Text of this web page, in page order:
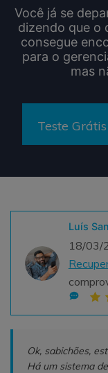
Loja
Outros
UBackit -
Recuperação
Soluções de
Soluções para
Soluções para
Soluções de
Porque Recoverit
Especialista
Tema Quente
Guide
Você já se
dizendo que o
consegue
para o
mas
Teste Grátis
Luís
18/03/
Ok, sabichões,
Há um sistema